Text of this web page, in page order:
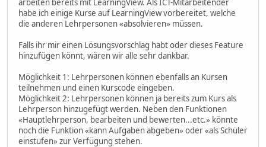
arbeiten bereits mit LearningView. Als ICT-Mitarbeitender
habe ich einige Kurse auf LearningView vorbereitet, welche
die anderen Lehrpersonen «absolvieren» müssen.
Falls ihr mir einen Lösungsvorschlag habt oder dieses Feature
hinzufügen könnt, wären wir alle sehr dankbar.
Möglichkeit 1: Lehrpersonen können ebenfalls an Kursen
teilnehmen und einen Kurscode eingeben.
Möglichkeit 2: Lehrpersonen können ja bereits zum Kurs als
Lehrperson hinzugefügt werden. Neben den Funktionen
«Hauptlehrperson, bearbeiten und bewerten...etc.» könnte
noch die Funktion «kann Aufgaben abgeben» oder «als Schüler
einstufen» zur Verfügung stehen.